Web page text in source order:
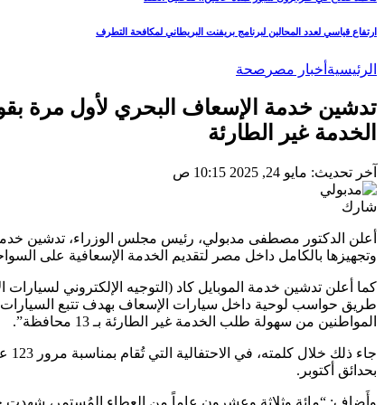
ارتفاع قياسي لعدد المحالين لبرنامج بريفنت البريطاني لمكافحة التطرف
الرئيسية أخبار مصر صحة
الخدمة غير الطارئة
آخر تحديث: مايو 24, 2025 10:15 ص
شارك
وتجهيزها بالكامل داخل مصر لتقديم الخدمة الإسعافية على السواحل المصرية من أصل 6 لانشات جار
كما أعلن تدشين خدمة الموبايل كاد (التوجيه الإلكتروني
طريق حواسب لوحية داخل سيارات الإسعاف بهدف تتبع السيارات
المواطنين من سهولة طلب الخدمة غير الطارئة بـ 13 محافظة”.
بحدائق أكتوبر.